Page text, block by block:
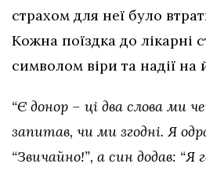
страхом для неї було
Кожна поїздка до лікарні
символом віри та надії
“Є донор – ці два слова ми
запитав, чи ми згодні. Я
“Звичайно!”, а син додав: “Я